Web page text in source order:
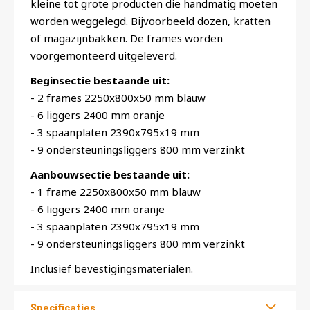
kleine tot grote producten die handmatig moeten
worden weggelegd. Bijvoorbeeld dozen, kratten
of magazijnbakken. De frames worden
voorgemonteerd uitgeleverd.
Beginsectie bestaande uit:
- 2 frames 2250x800x50 mm blauw
- 6 liggers 2400 mm oranje
- 3 spaanplaten 2390x795x19 mm
- 9 ondersteuningsliggers 800 mm verzinkt
Aanbouwsectie bestaande uit:
- 1 frame 2250x800x50 mm blauw
- 6 liggers 2400 mm oranje
- 3 spaanplaten 2390x795x19 mm
- 9 ondersteuningsliggers 800 mm verzinkt
Inclusief bevestigingsmaterialen.
Specificaties